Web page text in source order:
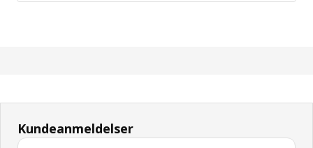
Kundeanmeldelser